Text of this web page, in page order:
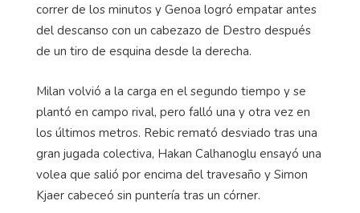
correr de los minutos y Genoa logró empatar antes
del descanso con un cabezazo de Destro después
de un tiro de esquina desde la derecha.
Milan volvió a la carga en el segundo tiempo y se
plantó en campo rival, pero falló una y otra vez en
los últimos metros. Rebic remató desviado tras una
gran jugada colectiva, Hakan Calhanoglu ensayó una
volea que salió por encima del travesaño y Simon
Kjaer cabeceó sin puntería tras un córner.